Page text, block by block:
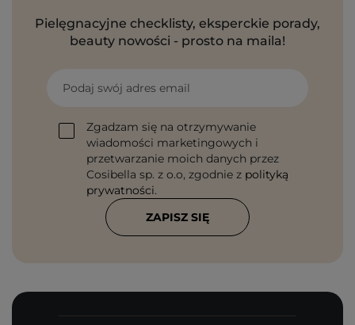
Pielęgnacyjne checklisty, eksperckie porady,
beauty nowości - prosto na maila!
Podaj swój adres email
Zgadzam się na otrzymywanie
wiadomości marketingowych i
przetwarzanie moich danych przez
Cosibella sp. z o.o, zgodnie z polityką
prywatności.
ZAPISZ SIĘ